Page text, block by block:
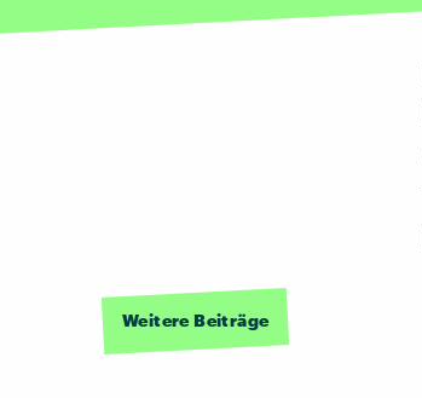
Weitere Beiträge